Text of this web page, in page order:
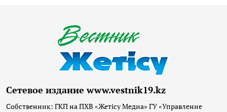
Сетевое издание www.vestnik19.kz
Собственник: ГКП на ПХВ «Жетісу Медиа» ГУ «Управление